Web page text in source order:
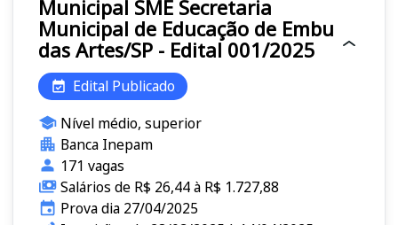
Municipal SME Secretaria
Municipal de Educação de Embu
das Artes/SP - Edital 001/2025
Edital Publicado
Nível médio, superior
Banca Inepam
171 vagas
Salários de R$ 26,44 à R$ 1.727,88
Prova dia 27/04/2025